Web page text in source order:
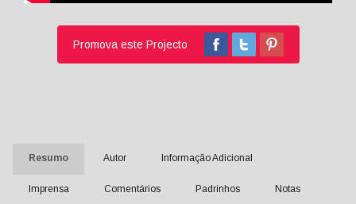
Promova este Projecto
Resumo Autor Informação Adicional
Imprensa Comentários Padrinhos Notas